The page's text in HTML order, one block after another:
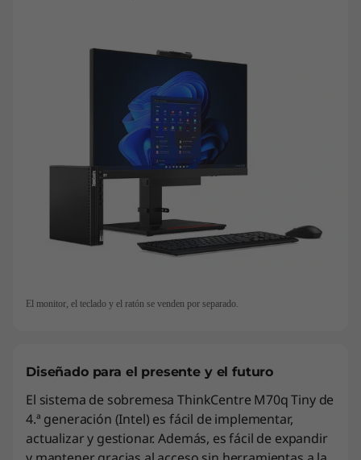
El monitor, el teclado y el ratón se venden por separado.
Diseñado para el presente y el futuro
El sistema de sobremesa ThinkCentre M70q Tiny de
4.ª generación (Intel) es fácil de implementar,
actualizar y gestionar. Además, es fácil de expandir